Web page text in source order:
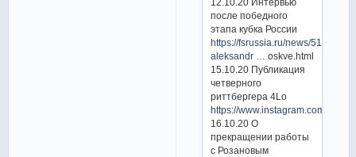
12.10.20 Интервью
после победного
этапа кубка России
https://fsrussia.ru/news/5149-
aleksandr … oskve.html
15.10.20 Публикация
четверного
риттбергера 4Lo
https://www.instagram.com/p/
16.10.20 О
прекращении работы
с Розановым